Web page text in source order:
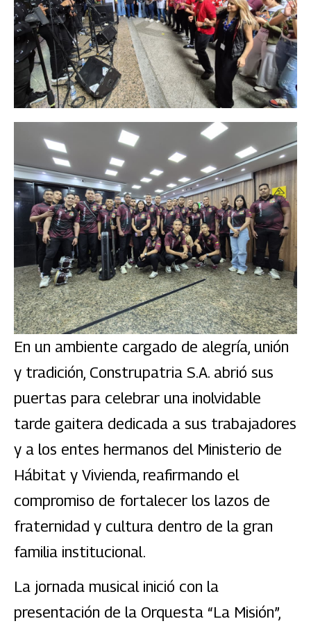
En un ambiente cargado de alegría, unión
y tradición, Construpatria S.A. abrió sus
puertas para celebrar una inolvidable
tarde gaitera dedicada a sus trabajadores
y a los entes hermanos del Ministerio de
Hábitat y Vivienda, reafirmando el
compromiso de fortalecer los lazos de
fraternidad y cultura dentro de la gran
familia institucional.
La jornada musical inició con la
presentación de la Orquesta “La Misión”,